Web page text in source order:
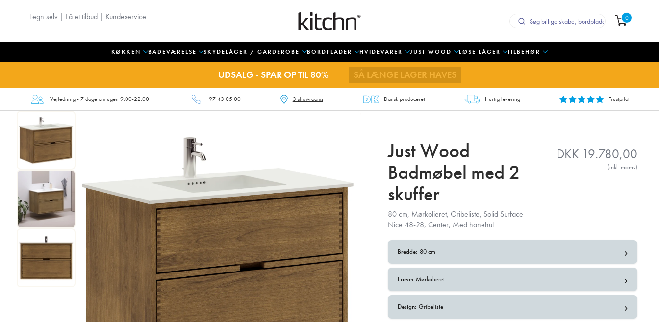
Tegn selv | Få et tilbud | Kundeservice 0
KØKKEN BADEVÆRELSE SKYDELÅGER / GARDEROBE BORDPLADER HVIDEVARER JUST WOOD LØSE LÅGER TILBEHØR
UDSALG - SPAR OP TIL 80% SÅ LÆNGE LAGER HAVES
Vejledning - 7 dage om ugen 9.00-22.00 97 43 05 00 3 showrooms Dansk produceret Hurtig levering Trustpilot
Just Wood
Badmøbel med 2
skuffer
80 cm, Mørkolieret, Gribeliste, Solid Surface
Nice 48-28, Center, Med hanehul
DKK 19.780,00
(inkl. moms)
Bredde: 80 cm ›
Farve: Mørkolieret ›
Design: Gribeliste ›